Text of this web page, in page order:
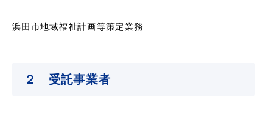
観光・飲食
場面から探す
浜田市地域福祉計画等策定業務
２ 受託事業者